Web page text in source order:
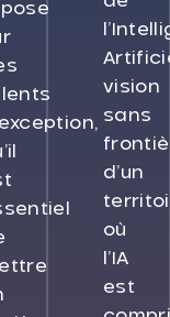
vision
sans
d’un
où
l’IA
est